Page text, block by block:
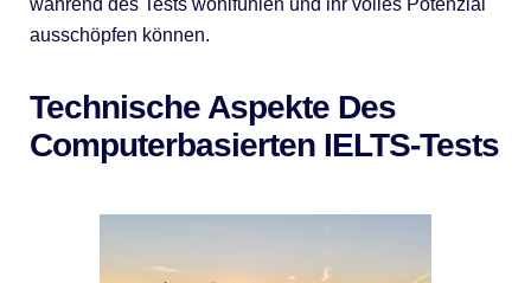
ausschöpfen können.
Technische Aspekte Des
Computerbasierten IELTS-Tests